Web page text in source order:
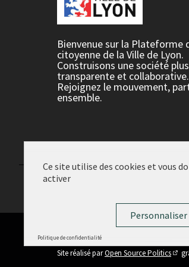
Bienvenue sur la Plateforme
citoyenne de la Ville de Lyon.
Construisons une société
transparente et collaborative.
Rejoignez le mouvement,
ensemble.
(Lien externe)
Site réalisé parOpen Source Politics
Ce site utilise des cookies et vous
activer
Personnaliser
Politique de confidentialité